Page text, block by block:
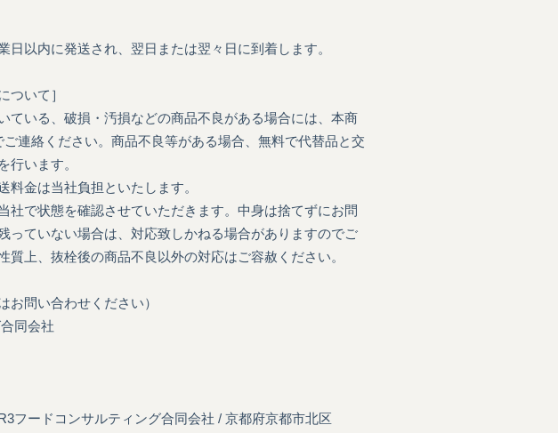
日以内に発送され、翌日または翌々日に到着します。
ついて］
ている、破損・汚損などの商品不良がある場合には、本商
連絡ください。商品不良等がある場合、無料で代替品と交
行います。
料金は当社負担といたします。
で状態を確認させていただきます。中身は捨てずにお問
っていない場合は、対応致しかねる場合がありますのでご
質上、抜栓後の商品不良以外の対応はご容赦ください。
問い合わせください）
同会社
フードコンサルティング合同会社 / 京都府京都市北区